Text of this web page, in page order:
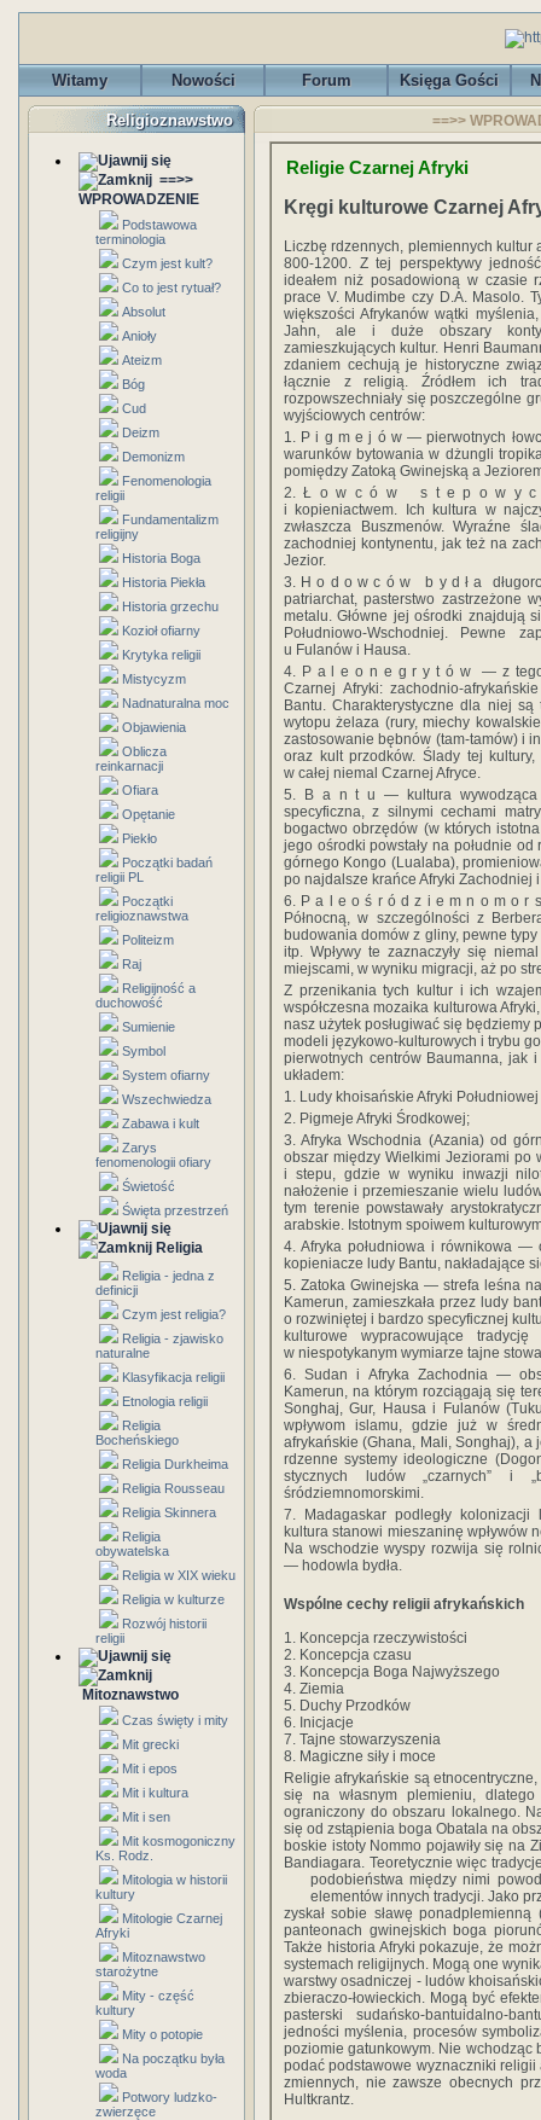
Witamy Nowości Forum Księga Gości
Religioznawstwo
==>>
WPROWADZENIE
Podstawowa
terminologia
Czym jest kult?
Co to jest rytuał?
Absolut
Anioły
Ateizm
Bóg
Cud
Deizm
Demonizm
Fenomenologia
religii
Fundamentalizm
religijny
Historia Boga
Historia Piekła
Historia grzechu
Kozioł ofiarny
Krytyka religii
Mistycyzm
Nadnaturalna moc
Objawienia
Oblicza
reinkarnacji
Ofiara
Opętanie
Piekło
Początki badań
religii PL
Początki
religioznawstwa
Politeizm
Raj
Religijność a
duchowość
Sumienie
Symbol
System ofiarny
Wszechwiedza
Zabawa i kult
Zarys
fenomenologii ofiary
Świetość
Święta przestrzeń
Religia
Religia - jedna z
definicji
Czym jest religia?
Religia - zjawisko
naturalne
Klasyfikacja religii
Etnologia religii
Religia
Bocheńskiego
Religia Durkheima
Religia Rousseau
Religia Skinnera
Religia
obywatelska
Religia w XIX wieku
Religia w kulturze
Rozwój historii
religii
Mitoznawstwo
Czas święty i mity
Mit grecki
Mit i epos
Mit i kultura
Mit i sen
Mit kosmogoniczny
Ks. Rodz.
Mitologia w historii
kultury
Mitologie Czarnej
Afryki
Mitoznawstwo
starożytne
Mity - część
kultury
Mity o potopie
Na początku była
woda
Potwory ludzko-
zwierzęce
==>>
Religie Czarnej Afryki
Kręgi kulturowe Czarnej
Liczbę rdzennych, plemiennych
800-1200. Z tej perspektywy
ideałem niż posadowioną w czasie
prace V. Mudimbe czy D.A. Masolo.
większości Afrykanów wątki
Jahn, ale i duże obszary
zamieszkujących kultur. Henri
zdaniem cechują je historyczne
łącznie z religią. Źródłem ich
rozpowszechniały się poszczególne
wyjściowych centrów:
1. P i g m e j ó w — pierwotnych
warunków bytowania w dżungli
pomiędzy Zatoką Gwinejską a
2. Ł o w c ó w s t e p o w y c h,
i kopieniactwem. Ich kultura w
zwłaszcza Buszmenów. Wyraźne
zachodniej kontynentu, jak też na
Jezior.
3. H o d o w c ó w b y d ł a
patriarchat, pasterstwo zastrzeżone
metalu. Główne jej ośrodki znajdują
Południowo-Wschodniej. Pewne
u Fulanów i Hausa.
4. P a l e o n e g r y t ó w — z tego
Czarnej Afryki: zachodnio-
Bantu. Charakterystyczne dla niej
wytopu żelaza (rury, miechy
zastosowanie bębnów (tam-tamów) i
oraz kult przodków. Ślady tej
w całej niemal Czarnej Afryce.
5. B a n t u — kultura wywodząca
specyficzna, z silnymi cechami
bogactwo obrzędów (w których
jego ośrodki powstały na południe
górnego Kongo (Lualaba),
po najdalsze krańce Afryki Zachodniej
6. P a l e o ś r ó d z i e m n o m o r s
Północną, w szczególności z
budowania domów z gliny, pewne
itp. Wpływy te zaznaczyły się
miejscami, w wyniku migracji, aż po
Z przenikania tych kultur i ich
współczesna mozaika kulturowa
nasz użytek posługiwać się będziemy
modeli językowo-kulturowych i trybu
pierwotnych centrów Baumanna, jak
układem:
1. Ludy khoisańskie Afryki
2. Pigmeje Afryki Środkowej;
3. Afryka Wschodnia (Azania) od
obszar między Wielkimi Jeziorami po
i stepu, gdzie w wyniku inwazji
nałożenie i przemieszanie wielu
tym terenie powstawały
arabskie. Istotnym spoiwem
4. Afryka południowa i równikowa —
kopieniacze ludy Bantu, nakładające
5. Zatoka Gwinejska — strefa leśna
Kamerun, zamieszkała przez ludy
o rozwiniętej i bardzo specyficznej
kulturowe wypracowujące
w niespotykanym wymiarze tajne
6. Sudan i Afryka Zachodnia —
Kamerun, na którym rozciągają się
Songhaj, Gur, Hausa i Fulanów
wpływom islamu, gdzie już w
afrykańskie (Ghana, Mali, Songhaj),
rdzenne systemy ideologiczne
stycznych ludów „czarnych” i
śródziemnomorskimi.
7. Madagaskar podległy
kultura stanowi mieszaninę wpływów
Na wschodzie wyspy rozwija się
— hodowla bydła.
Wspólne cechy religii afrykańskich
1. Koncepcja rzeczywistości
2. Koncepcja czasu
3. Koncepcja Boga Najwyższego
4. Ziemia
5. Duchy Przodków
6. Inicjacje
7. Tajne stowarzyszenia
8. Magiczne siły i moce
Religie afrykańskie są
się na własnym plemieniu,
ograniczony do obszaru lokalnego.
się od zstąpienia boga Obatala na
boskie istoty Nommo pojawiły się na
Bandiagara. Teoretycznie więc
podobieństwa między nimi
elementów innych tradycji. Jako
zyskał sobie sławę
panteonach gwinejskich boga
Także historia Afryki pokazuje, że
systemach religijnych. Mogą one
warstwy osadniczej - ludów
zbieraczo-łowieckich. Mogą być
pasterski sudańsko-bantuidalno-
jedności myślenia, procesów
poziomie gatunkowym. Nie wchodząc
podać podstawowe wyznaczniki religii
zmiennych, nie zawsze obecnych
Hultkrantz.